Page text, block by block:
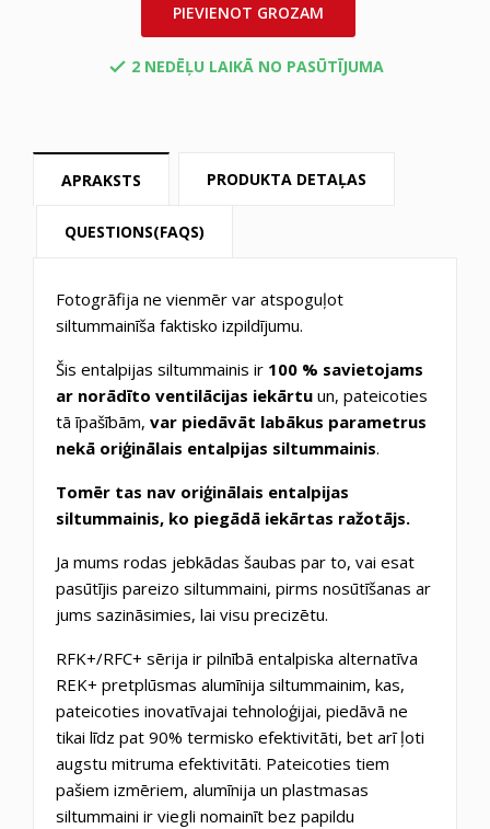
PIEVIENOT GROZAM
 2 NEDĒĻU LAIKĀ NO PASŪTĪJUMA
APRAKSTS PRODUKTA DETAĻAS
QUESTIONS(FAQS)
Fotogrāfija ne vienmēr var atspoguļot
siltummainīša faktisko izpildījumu.
Šis entalpijas siltummainis ir 100 % savietojams
ar norādīto ventilācijas iekārtu un, pateicoties
tā īpašībām, var piedāvāt labākus parametrus
nekā oriģinālais entalpijas siltummainis.
Tomēr tas nav oriģinālais entalpijas
siltummainis, ko piegādā iekārtas ražotājs.
Ja mums rodas jebkādas šaubas par to, vai esat
pasūtījis pareizo siltummaini, pirms nosūtīšanas ar
jums sazināsimies, lai visu precizētu.
RFK+/RFC+ sērija ir pilnībā entalpiska alternatīva
REK+ pretplūsmas alumīnija siltummainim, kas,
pateicoties inovatīvajai tehnoloģijai, piedāvā ne
tikai līdz pat 90% termisko efektivitāti, bet arī ļoti
augstu mitruma efektivitāti. Pateicoties tiem
pašiem izmēriem, alumīnija un plastmasas
siltummaini ir viegli nomainīt bez papildu